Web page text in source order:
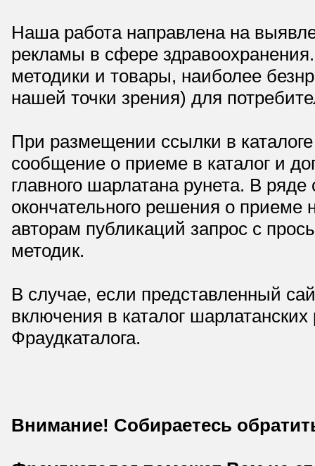
Наша работа направлена на
рекламы в сфере
методики и товары, наиболее
нашей точки зрения) для
При размещении ссылки в
сообщение о приеме в каталог и
главного шарлатана рунета. В
окончательного решения о приеме
авторам публикаций запрос с
методик.
В случае, если представленный
включения в каталог
Фраудкаталога.
Внимание! Собираетесь